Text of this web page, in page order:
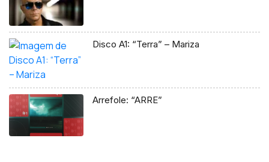
Disco A1: “Terra” – Mariza
Arrefole: “ARRE”